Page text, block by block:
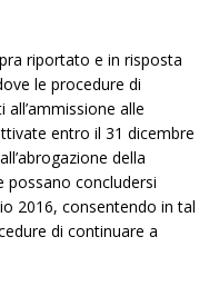
riportato e in risposta
le procedure di
alle
entro il 31 dicembre
della
possano concludersi
2016, consentendo in tal
di continuare a